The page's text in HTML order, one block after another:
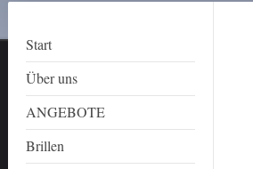
Start
Über uns
ANGEBOTE
Brillen